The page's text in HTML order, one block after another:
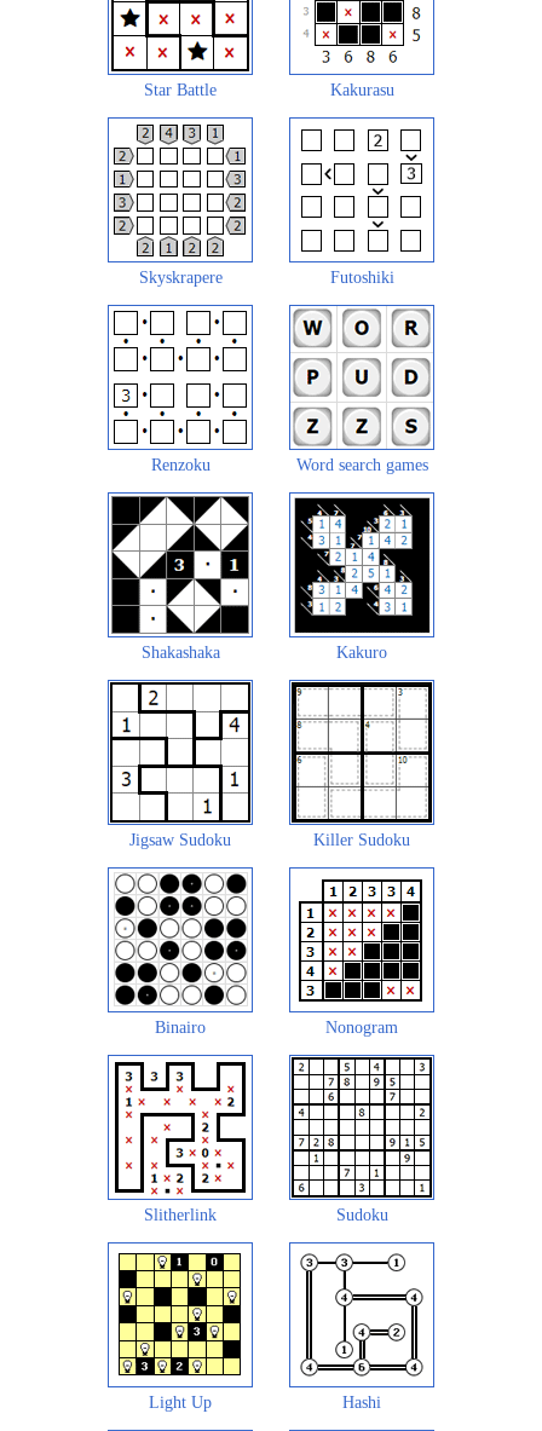
Star Battle Kakurasu
Skyskrapere Futoshiki
Renzoku Word search games
Shakashaka Kakuro
Jigsaw Sudoku Killer Sudoku
Binairo Nonogram
Slitherlink Sudoku
Light Up Hashi